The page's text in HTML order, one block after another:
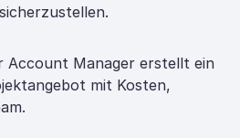
Account Manager erstellt ein
mit Kosten,